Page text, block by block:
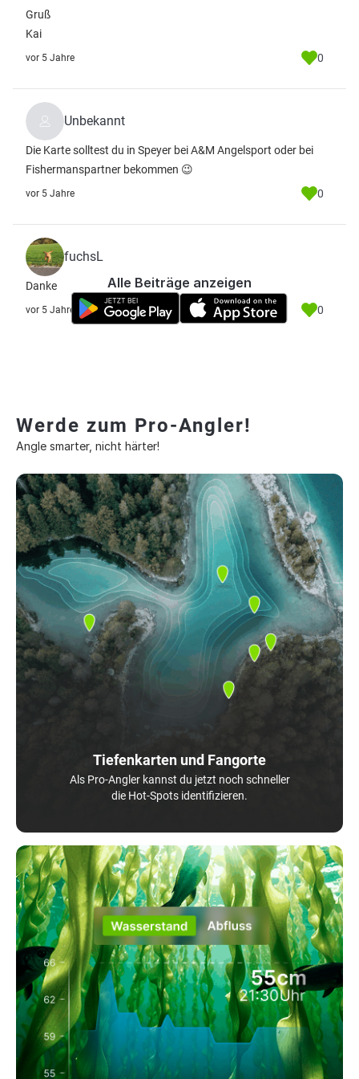
Gruß
Kai
vor 5 Jahre 0
Unbekannt
Die Karte solltest du in Speyer bei A&M Angelsport oder bei
Fishermanspartner bekommen 😉
vor 5 Jahre 0
fuchsL
Danke
vor 5 Jahre 0
Alle Beiträge anzeigen
Werde zum Pro-Angler!
Angle smarter, nicht härter!
Tiefenkarten und Fangorte
Als Pro-Angler kannst du jetzt noch schneller
die Hot-Spots identifizieren.